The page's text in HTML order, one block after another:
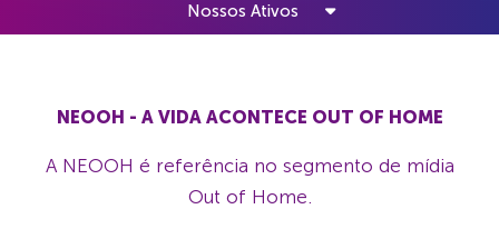
Nossos Ativos
NEOOH - A VIDA ACONTECE OUT OF HOME
A NEOOH é referência no segmento de mídia
Out of Home.